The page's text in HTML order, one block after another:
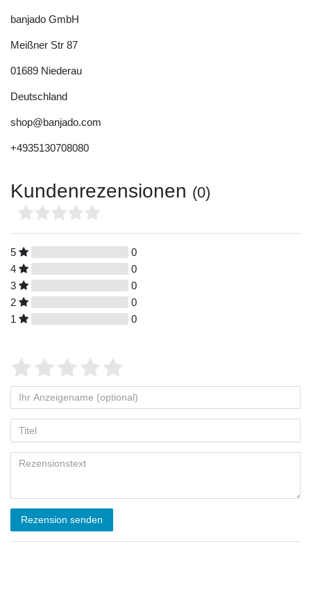
banjado GmbH
Meißner Str 87
01689 Niederau
Deutschland
shop@banjado.com
+4935130708080
Kundenrezensionen (0)
5
0
4
0
3
0
2
0
1
0
Rezension senden